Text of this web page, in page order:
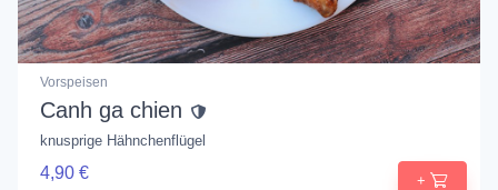
Vorspeisen
Canh ga chien
knusprige Hähnchenflügel
4,90 € +